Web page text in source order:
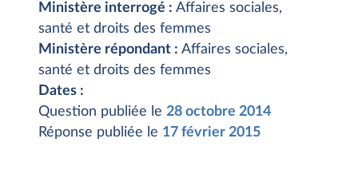
Ministère interrogé : Affaires sociales,
santé et droits des femmes
Ministère répondant : Affaires sociales,
santé et droits des femmes
Dates :
Question publiée le 28 octobre 2014
Réponse publiée le 17 février 2015